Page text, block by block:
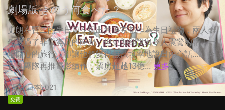
劇場版 きのう何食べた？
史朗在賢二的生日前夕提出共遊京都作為生日禮物，兩人雖
然度過了非常滿足的時光，但史朗卻說出令人震驚的話！一
場開心的旅行，卻讓他們變得無法坦率地說出內心話…… ☆
日劇團隊再推電影續作，票房超越13億... 更多
2h日本2021
免費